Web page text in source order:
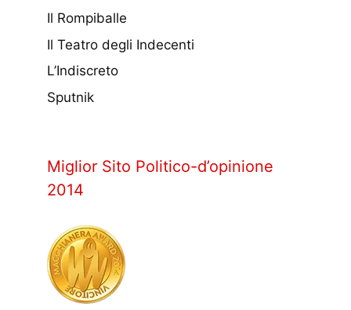
Il Rompiballe
Il Teatro degli Indecenti
L’Indiscreto
Sputnik
Miglior Sito Politico-d’opinione
2014